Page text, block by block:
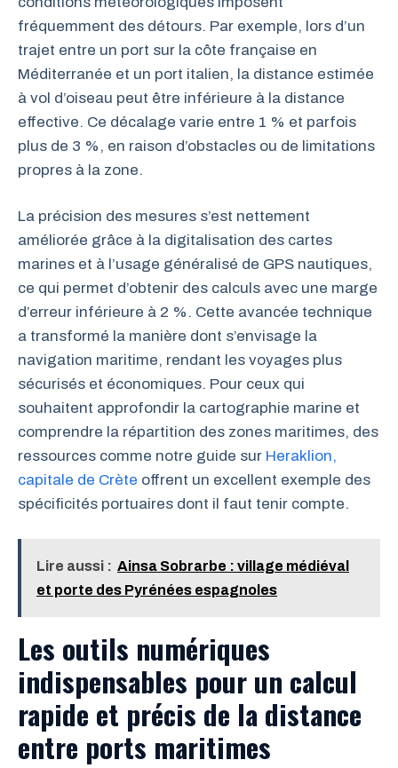
fréquemment des détours. Par exemple, lors d’un
trajet entre un port sur la côte française en
Méditerranée et un port italien, la distance estimée
à vol d’oiseau peut être inférieure à la distance
effective. Ce décalage varie entre 1 % et parfois
plus de 3 %, en raison d’obstacles ou de limitations
propres à la zone.
La précision des mesures s’est nettement
améliorée grâce à la digitalisation des cartes
marines et à l’usage généralisé de GPS nautiques,
ce qui permet d’obtenir des calculs avec une marge
d’erreur inférieure à 2 %. Cette avancée technique
a transformé la manière dont s’envisage la
navigation maritime, rendant les voyages plus
sécurisés et économiques. Pour ceux qui
souhaitent approfondir la cartographie marine et
comprendre la répartition des zones maritimes, des
ressources comme notre guide sur Heraklion,
capitale de Crète offrent un excellent exemple des
spécificités portuaires dont il faut tenir compte.
Lire aussi : Ainsa Sobrarbe : village médiéval
et porte des Pyrénées espagnoles
Les outils numériques
indispensables pour un calcul
rapide et précis de la distance
entre ports maritimes